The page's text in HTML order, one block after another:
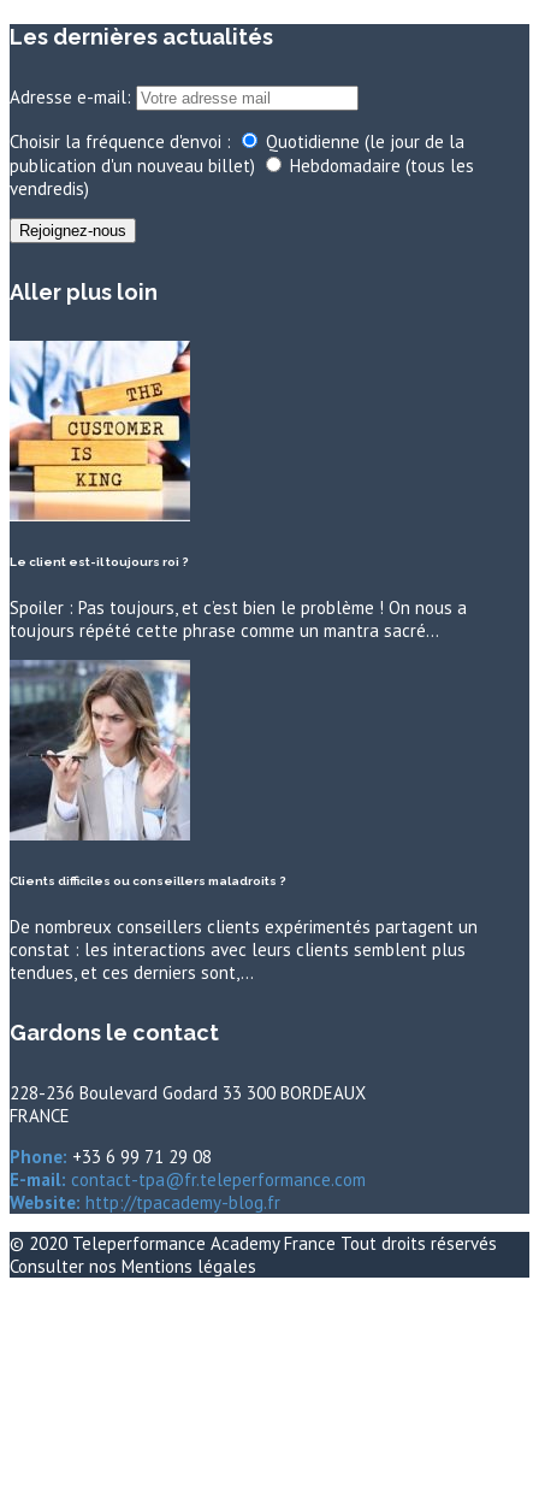
Les dernières actualités
Adresse e-mail:
Choisir la fréquence d'envoi :
Quotidienne (le jour de la
publication d'un nouveau billet)
Hebdomadaire (tous les
vendredis)
Aller plus loin
Le client est-il toujours roi ?
Spoiler : Pas toujours, et c’est bien le problème ! On nous a
toujours répété cette phrase comme un mantra sacré…
Clients difficiles ou conseillers maladroits ?
De nombreux conseillers clients expérimentés partagent un
constat : les interactions avec leurs clients semblent plus
tendues, et ces derniers sont,…
Gardons le contact
228-236 Boulevard Godard 33 300 BORDEAUX
FRANCE
Phone: +33 6 99 71 29 08
E-mail: contact-tpa@fr.teleperformance.com
Website: http://tpacademy-blog.fr
© 2020 Teleperformance Academy France Tout droits réservés
Consulter nos Mentions légales